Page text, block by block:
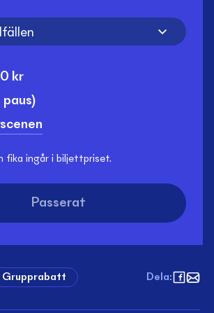
kr
paus)
fika ingår i biljettpriset.
Passerat
Grupprabatt Dela: